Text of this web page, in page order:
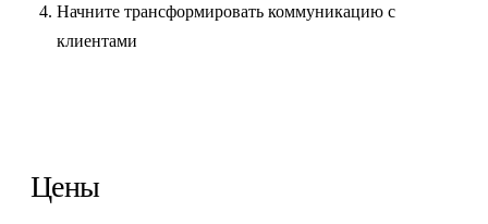
Начните трансформировать коммуникацию с
клиентами
Цены